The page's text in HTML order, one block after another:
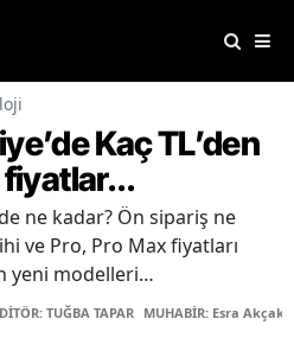
Kaç TL’den
fiyatlar...
ne kadar? Ön sipariş ne
ve Pro, Pro Max fiyatları
yeni modelleri…
TUĞBA TAPAR MUHABİR: Esra